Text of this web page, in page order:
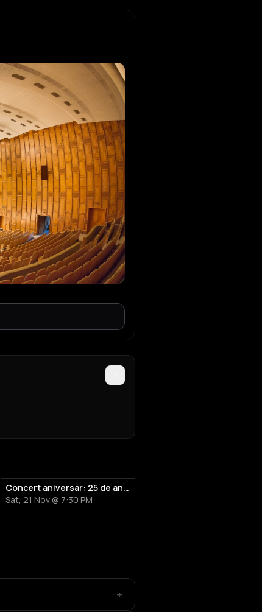
Concert aniversar: 25 de ani de Amadeus
Sat, 21 Nov @ 7:30 PM
+